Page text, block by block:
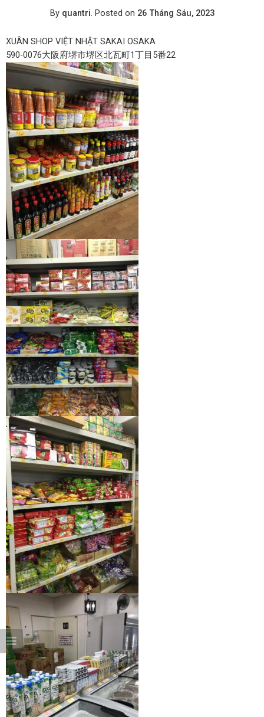
By quantri. Posted on 26 Tháng Sáu, 2023
XUÂN SHOP VIỆT NHẬT SAKAI OSAKA
590-0076大阪府堺市堺区北瓦町1丁目5番22